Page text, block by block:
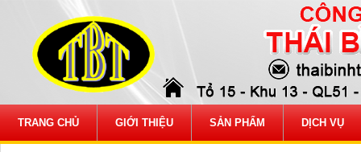
TRANG CHỦ GIỚI THIỆU SẢN PHẨM DỊCH VỤ